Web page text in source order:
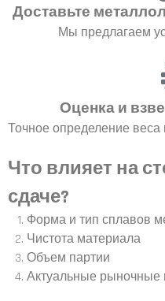
Доставьте
Мы предлагаем
Оценка и
Точное определение веса
Что влияет на
сдаче?
Форма и тип сплавов
Чистота материала
Объем партии
Актуальные рыночные